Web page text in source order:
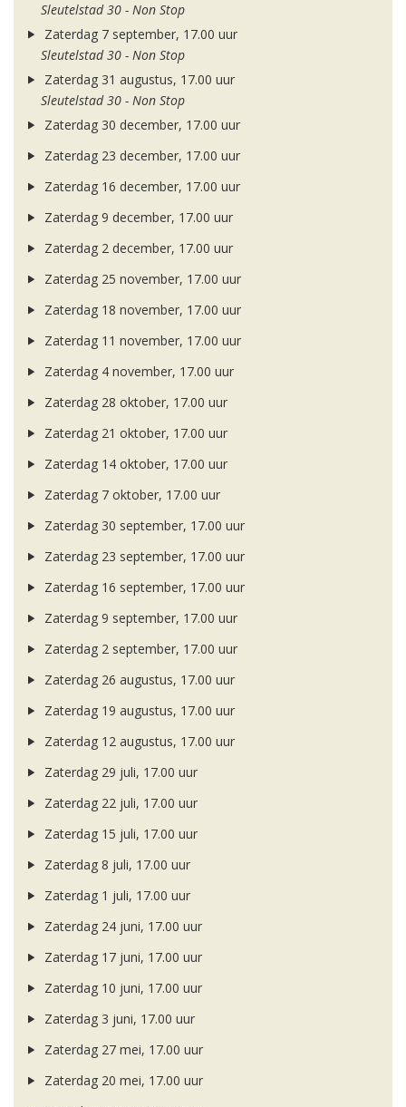
Sleutelstad 30 - Non Stop
Zaterdag 7 september, 17.00 uur
Sleutelstad 30 - Non Stop
Zaterdag 31 augustus, 17.00 uur
Sleutelstad 30 - Non Stop
Zaterdag 30 december, 17.00 uur
Zaterdag 23 december, 17.00 uur
Zaterdag 16 december, 17.00 uur
Zaterdag 9 december, 17.00 uur
Zaterdag 2 december, 17.00 uur
Zaterdag 25 november, 17.00 uur
Zaterdag 18 november, 17.00 uur
Zaterdag 11 november, 17.00 uur
Zaterdag 4 november, 17.00 uur
Zaterdag 28 oktober, 17.00 uur
Zaterdag 21 oktober, 17.00 uur
Zaterdag 14 oktober, 17.00 uur
Zaterdag 7 oktober, 17.00 uur
Zaterdag 30 september, 17.00 uur
Zaterdag 23 september, 17.00 uur
Zaterdag 16 september, 17.00 uur
Zaterdag 9 september, 17.00 uur
Zaterdag 2 september, 17.00 uur
Zaterdag 26 augustus, 17.00 uur
Zaterdag 19 augustus, 17.00 uur
Zaterdag 12 augustus, 17.00 uur
Zaterdag 29 juli, 17.00 uur
Zaterdag 22 juli, 17.00 uur
Zaterdag 15 juli, 17.00 uur
Zaterdag 8 juli, 17.00 uur
Zaterdag 1 juli, 17.00 uur
Zaterdag 24 juni, 17.00 uur
Zaterdag 17 juni, 17.00 uur
Zaterdag 10 juni, 17.00 uur
Zaterdag 3 juni, 17.00 uur
Zaterdag 27 mei, 17.00 uur
Zaterdag 20 mei, 17.00 uur